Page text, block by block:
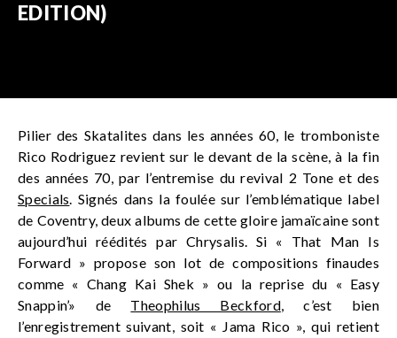
EDITION)
Pilier des Skatalites dans les années 60, le tromboniste
Rico Rodriguez revient sur le devant de la scène, à la fin
des années 70, par l’entremise du revival 2 Tone et des
Specials. Signés dans la foulée sur l’emblématique label
de Coventry, deux albums de cette gloire jamaïcaine sont
aujourd’hui réédités par Chrysalis. Si « That Man Is
Forward » propose son lot de compositions finaudes
comme « Chang Kai Shek » ou la reprise du « Easy
Snappin’» de Theophilus Beckford, c’est bien
l’enregistrement suivant, soit « Jama Rico », qui retient